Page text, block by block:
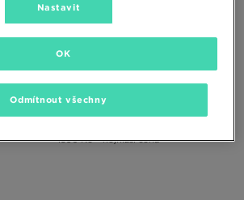
1990 Kč – nejnižší cena
Nastavit
Odmítnout všechny
OK